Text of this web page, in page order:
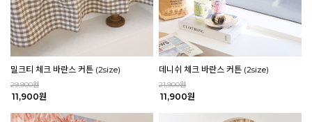
밀크티 체크 바란스 커튼 (2size)
29,900원
11,900원
데니쉬 체크 바란스 커튼 (2size)
21,900원
11,900원